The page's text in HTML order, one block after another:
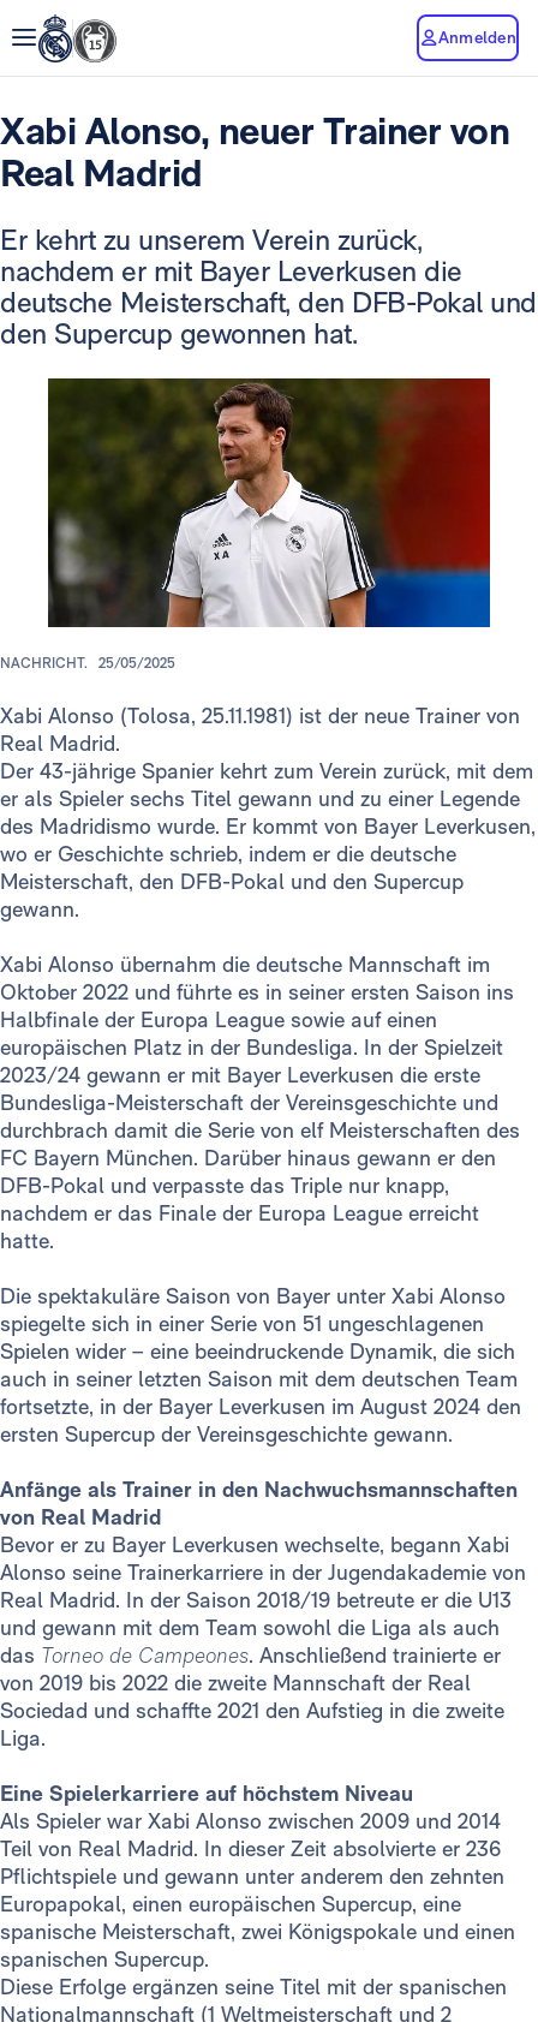
Anmelden
Xabi Alonso, neuer Trainer von
Real Madrid
Er kehrt zu unserem Verein zurück,
nachdem er mit Bayer Leverkusen die
deutsche Meisterschaft, den DFB-Pokal und
den Supercup gewonnen hat.
NACHRICHT. 25/05/2025
Xabi Alonso (Tolosa, 25.11.1981) ist der neue Trainer von
Real Madrid.
Der 43-jährige Spanier kehrt zum Verein zurück, mit dem
er als Spieler sechs Titel gewann und zu einer Legende
des Madridismo wurde. Er kommt von Bayer Leverkusen,
wo er Geschichte schrieb, indem er die deutsche
Meisterschaft, den DFB-Pokal und den Supercup
gewann.
Xabi Alonso übernahm die deutsche Mannschaft im
Oktober 2022 und führte es in seiner ersten Saison ins
Halbfinale der Europa League sowie auf einen
europäischen Platz in der Bundesliga. In der Spielzeit
2023/24 gewann er mit Bayer Leverkusen die erste
Bundesliga-Meisterschaft der Vereinsgeschichte und
durchbrach damit die Serie von elf Meisterschaften des
FC Bayern München. Darüber hinaus gewann er den
DFB-Pokal und verpasste das Triple nur knapp,
nachdem er das Finale der Europa League erreicht
hatte.
Die spektakuläre Saison von Bayer unter Xabi Alonso
spiegelte sich in einer Serie von 51 ungeschlagenen
Spielen wider – eine beeindruckende Dynamik, die sich
auch in seiner letzten Saison mit dem deutschen Team
fortsetzte, in der Bayer Leverkusen im August 2024 den
ersten Supercup der Vereinsgeschichte gewann.
Anfänge als Trainer in den Nachwuchsmannschaften
von Real Madrid
Bevor er zu Bayer Leverkusen wechselte, begann Xabi
Alonso seine Trainerkarriere in der Jugendakademie von
Real Madrid. In der Saison 2018/19 betreute er die U13
und gewann mit dem Team sowohl die Liga als auch
das Torneo de Campeones. Anschließend trainierte er
von 2019 bis 2022 die zweite Mannschaft der Real
Sociedad und schaffte 2021 den Aufstieg in die zweite
Liga.
Eine Spielerkarriere auf höchstem Niveau
Als Spieler war Xabi Alonso zwischen 2009 und 2014
Teil von Real Madrid. In dieser Zeit absolvierte er 236
Pflichtspiele und gewann unter anderem den zehnten
Europapokal, einen europäischen Supercup, eine
spanische Meisterschaft, zwei Königspokale und einen
spanischen Supercup.
Diese Erfolge ergänzen seine Titel mit der spanischen
Nationalmannschaft (1 Weltmeisterschaft und 2